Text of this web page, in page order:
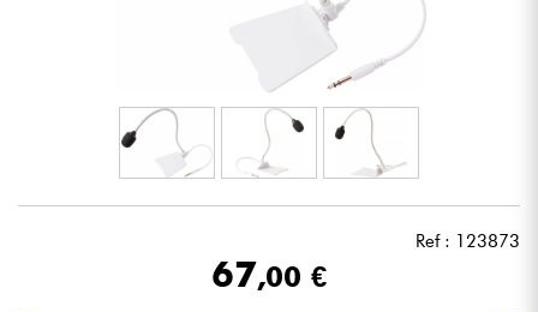
Micros
Sistemas de Sonido
Ref : 123873
67,00 €